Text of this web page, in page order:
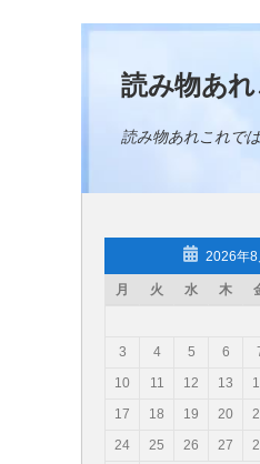
コンテンツへスキップ
読み物あ
読み物あれこれで
2026年8
月 火 水 木
3
4 5 6
10
11 12 13
17
18 19 20
24
25 26 27